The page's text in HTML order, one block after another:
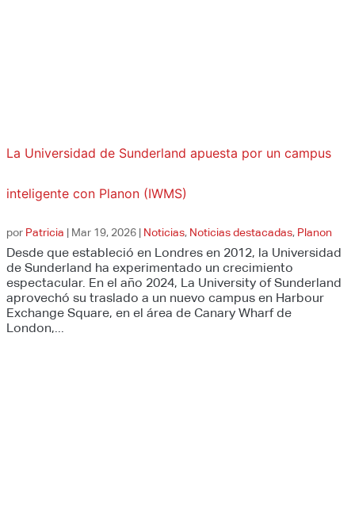
La Universidad de Sunderland apuesta por un campus
inteligente con Planon (IWMS)
por Patricia | Mar 19, 2026 | Noticias, Noticias destacadas, Planon
Desde que estableció en Londres en 2012, la Universidad
de Sunderland ha experimentado un crecimiento
espectacular. En el año 2024, La University of Sunderland
aprovechó su traslado a un nuevo campus en Harbour
Exchange Square, en el área de Canary Wharf de
London,...